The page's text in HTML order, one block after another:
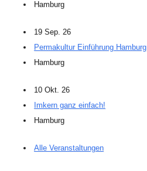
Hamburg
19 Sep. 26
Permakultur Einführung Hamburg
Hamburg
10 Okt. 26
Imkern ganz einfach!
Hamburg
Alle Veranstaltungen